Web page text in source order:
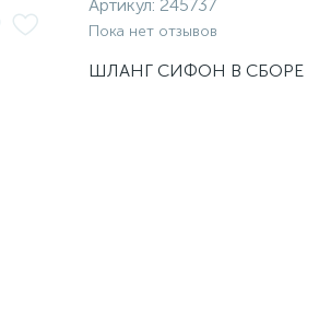
Артикул: 245737
Пока нет отзывов
ШЛАНГ СИФОН В СБОРЕ